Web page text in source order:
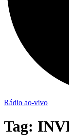
Rádio ao-vivo
Tag: